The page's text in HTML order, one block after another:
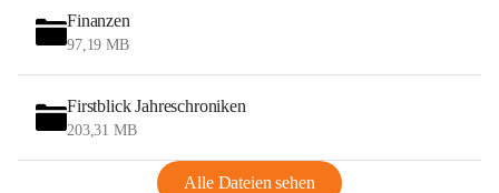
Finanzen
97,19 MB
Firstblick Jahreschroniken
203,31 MB
Alle Dateien sehen